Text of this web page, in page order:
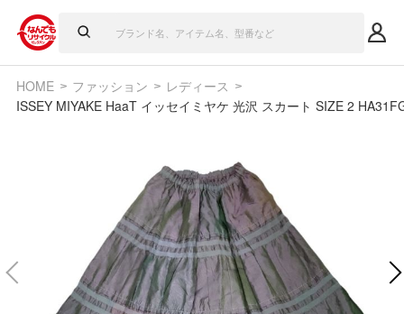
HOME ファッション
レディース
ISSEY MIYAKE HaaT イッセイミヤケ 光沢 スカート SIZE 2